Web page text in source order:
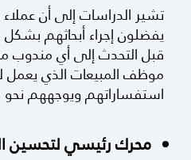
يفضلون إجراء أبحاثهم
قبل التحدث إلى أي مندوب
موظف المبيعات الذي يعمل
استفساراتهم ويوجههم نحو
محرك رئيسي لتحسين